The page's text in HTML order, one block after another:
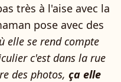
très à l'aise avec la
pose avec des
elle se rend compte
c'est dans la rue
des photos, ça elle